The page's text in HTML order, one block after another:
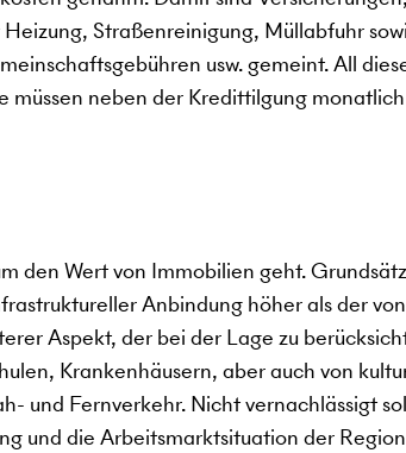
Straßenreinigung, Müllabfuhr
usw. gemeint. All
müssen neben der Kredittilgung
den Wert von Immobilien geht.
Anbindung höher als der von
Aspekt, der bei der Lage zu
Krankenhäusern, aber auch von
und Fernverkehr. Nicht vernachlässigt
und die Arbeitsmarktsituation der Region